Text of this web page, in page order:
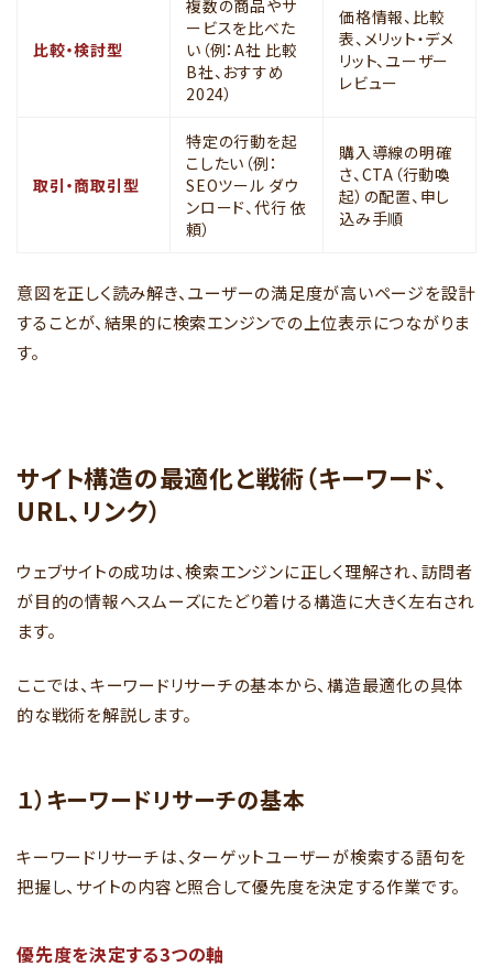
比較・検討型
複数の商品やサ
ービスを比べた
い（例：A社 比較
B社、おすすめ
2024）
価格情報、比較
表、メリット・デメ
リット、ユーザー
レビュー
取引・商取引型
特定の行動を起
こしたい（例：
SEOツール ダウ
ンロード、代行 依
頼）
購入導線の明確
さ、CTA（行動喚
起）の配置、申し
込み手順
意図を正しく読み解き、ユーザーの満足度が高いページを設計
することが、結果的に検索エンジンでの上位表示につながりま
す。
サイト構造の最適化と戦術（キーワード、
URL、リンク）
ウェブサイトの成功は、検索エンジンに正しく理解され、訪問者
が目的の情報へスムーズにたどり着ける構造に大きく左右され
ます。
ここでは、キーワードリサーチの基本から、構造最適化の具体
的な戦術を解説します。
１）キーワードリサーチの基本
キーワードリサーチは、ターゲットユーザーが検索する語句を
把握し、サイトの内容と照合して優先度を決定する作業です。
優先度を決定する3つの軸